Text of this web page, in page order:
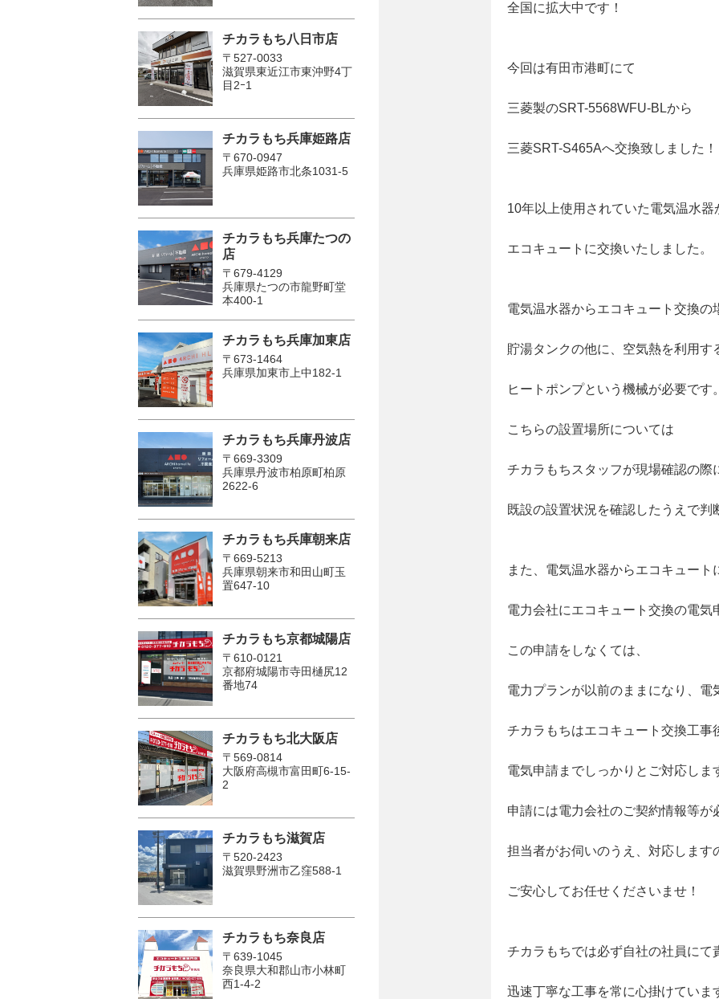
全国に拡大中です！
今回は有田市港町にて
三菱製のSRT-5568WFU-BLから
三菱SRT-S465Aへ交換致しました！
10年以上使用されていた電気温水器
エコキュートに交換いたしました。
電気温水器からエコキュート交換の
貯湯タンクの他に、空気熱を利用す
ヒートポンプという機械が必要です。
こちらの設置場所については
チカラもちスタッフが現場確認の際
既設の設置状況を確認したうえで判
また、電気温水器からエコキュート
電力会社にエコキュート交換の電気
この申請をしなくては、
電力プランが以前のままになり、電
チカラもちはエコキュート交換工事
電気申請までしっかりとご対応しま
申請には電力会社のご契約情報等が
担当者がお伺いのうえ、対応します
ご安心してお任せくださいませ！
チカラもちでは必ず自社の社員にて
迅速丁寧な工事を常に心掛けていま
チカラもち八日市店
〒527-0033
滋賀県東近江市東沖野4丁
目2ｰ1
チカラもち兵庫姫路店
〒670-0947
兵庫県姫路市北条1031-5
チカラもち兵庫たつの
店
〒679-4129
兵庫県たつの市龍野町堂
本400-1
チカラもち兵庫加東店
〒673-1464
兵庫県加東市上中182-1
チカラもち兵庫丹波店
〒669-3309
兵庫県丹波市柏原町柏原
2622-6
チカラもち兵庫朝来店
〒669-5213
兵庫県朝来市和田山町玉
置647-10
チカラもち京都城陽店
〒610-0121
京都府城陽市寺田樋尻12
番地74
チカラもち北大阪店
〒569-0814
大阪府高槻市富田町6-15-
2
チカラもち滋賀店
〒520-2423
滋賀県野洲市乙窪588-1
チカラもち奈良店
〒639-1045
奈良県大和郡山市小林町
西1-4-2